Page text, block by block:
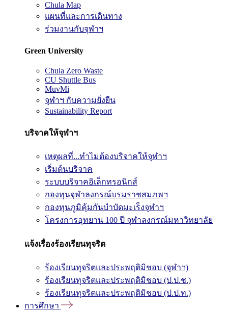
Chula Map
แผนที่และการเดินทาง
ร่วมงานกับจุฬาฯ
Green University
Chula Zero Waste
CU Shuttle Bus
MuvMi
จุฬาฯ กับความยั่งยืน
Sustainability Report
บริจาคให้จุฬาฯ
เหตุผลที่...ทำไมต้องบริจาคให้จุฬาฯ
เริ่มต้นบริจาค
ระบบบริจาคอิเล็กทรอนิกส์
กองทุนจุฬาลงกรณ์บรมราชสมภพฯ
กองทุนภูมิคุ้มกันบำบัดมะเร็งจุฬาฯ
โครงการอุทยาน 100 ปี จุฬาลงกรณ์มหาวิทยาลัย
แจ้งเรื่องร้องเรียนทุจริต
ร้องเรียนทุจริตและประพฤติมิชอบ (จุฬาฯ)
ร้องเรียนทุจริตและประพฤติมิชอบ (ป.ป.ช.)
ร้องเรียนทุจริตและประพฤติมิชอบ (ป.ป.ท.)
การศึกษา